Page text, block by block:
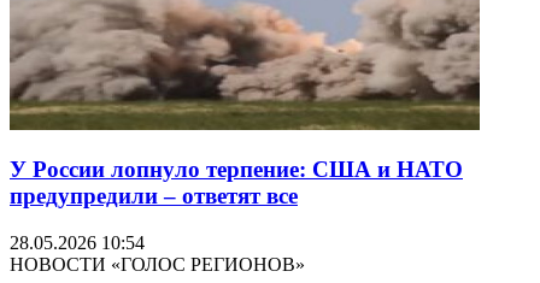
У России лопнуло терпение: США и НАТО
предупредили – ответят все
28.05.2026 10:54
НОВОСТИ «ГОЛОС РЕГИОНОВ»